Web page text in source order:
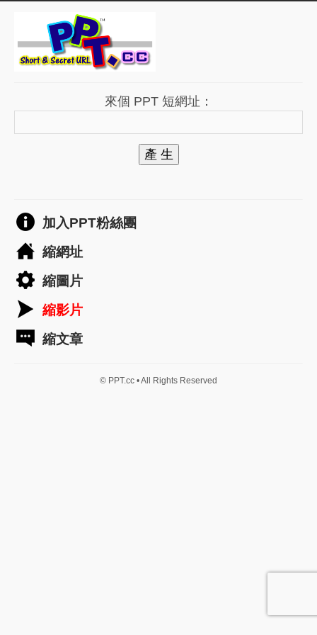
來個 PPT 短網址：
產 生
加入PPT粉絲團
縮網址
縮圖片
縮影片
縮文章
© PPT.cc • All Rights Reserved